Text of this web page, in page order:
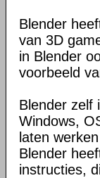
Blender
van 3D
in Blender
voorbeeld
Blender zelf
Windows,
laten
Blender
instructies,